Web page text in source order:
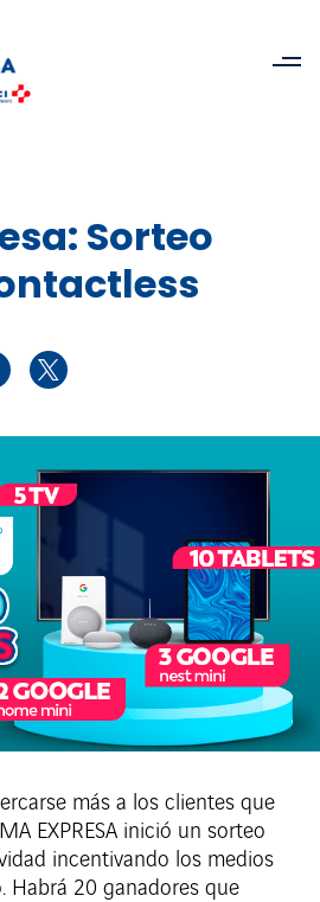
Sorteo
más a los clientes que
EXPRESA inició un sorteo
incentivando los medios
Habrá 20 ganadores que